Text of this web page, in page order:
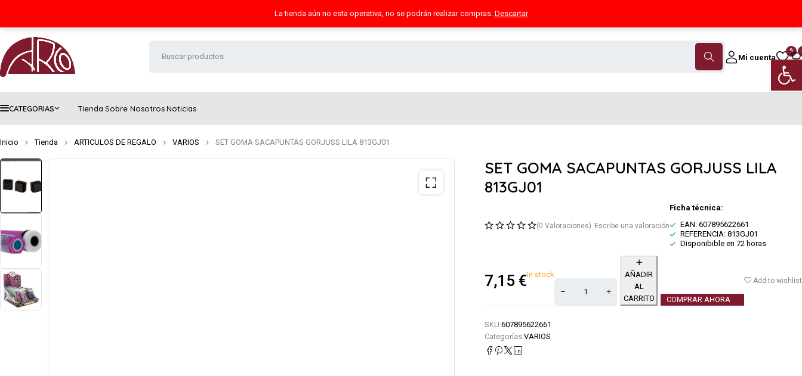
Abrir
La tienda aún no esta operativa, no se podrán realizar compras. Descartar
Mi cuenta
0
CATEGORIAS Tienda Sobre NosotrosNoticias
Inicio Tienda ARTICULOS DE REGALO VARIOS SET GOMA SACAPUNTAS GORJUSS LILA 813GJ01
SET GOMA SACAPUNTAS GORJUSS LILA
813GJ01
(0 Valoraciones) Escribe una valoración
Ficha técnica:
EAN: 607895622661
REFERENCIA: 813GJ01
Disponibible en 72 horas
7,15 €In stock
AÑADIR
AL
CARRITO
COMPRAR AHORA
Add to wishlist
SKU:607895622661
Categorías:VARIOS